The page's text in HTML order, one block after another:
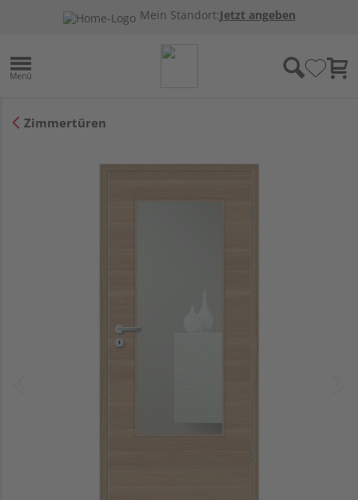
Mein Standort:Jetzt angeben
Zimmertüren